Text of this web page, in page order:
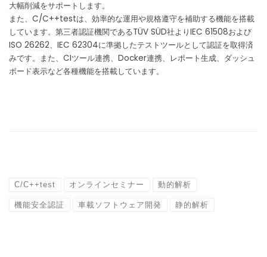
大幅削減をサポートします。
また、C/C++testは、効率的な運用や規格遵守を補助する機能を搭載
しています。第三者認証機関であるTÜV SÜD社よりIEC 61508および
ISO 26262、IEC 62304に準拠したテストツールとして認証を取得済
みです。また、CIツール連携、Docker連携、レポート生成、ダッシュ
ボード表示など各種機能を搭載しています。
C/C++test オンラインセミナー 動的解析
機能安全認証 車載ソフトウェア開発 静的解析